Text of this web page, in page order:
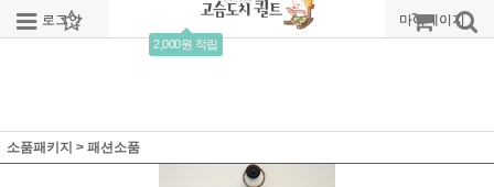
로그인 회원가입
2,000원 적립
주문조회 마이페이지
소품패키지 > 패션소품